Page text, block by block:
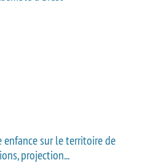
enfance sur le territoire de
projection...